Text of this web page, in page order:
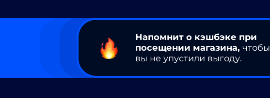
Напомнит о кэшбэке при
посещении магазина, чтобы
вы не упустили выгоду.